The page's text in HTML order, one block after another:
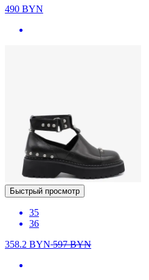
490 BYN
Быстрый просмотр
35
36
358.2 BYN597BYN